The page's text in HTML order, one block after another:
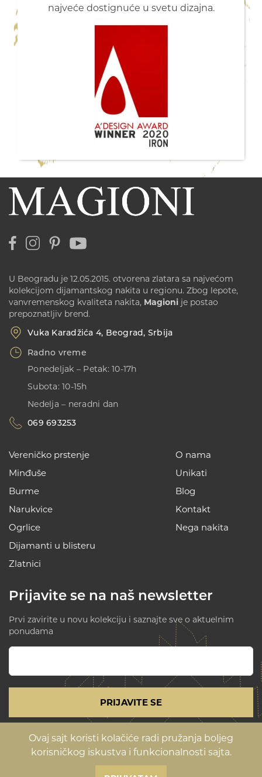
najveće dostignuće u svetu dizajna.
U Beogradu je 12.05.2015. otvorena zlatara sa najvećom
kolekcijom dijamantskog nakita u regionu. Zbog lepote,
vanvremenskog kvaliteta nakita, Magioni je postao
prepoznatljiv brend.
Vuka Karadžića 4, Beograd, Srbija
Radno vreme
Ponedeljak – Petak: 10-17h
Subota: 10-15h
Nedelja – neradni dan
069 693253
Vereničko prstenje
Minđuše
Burme
Narukvice
Ogrlice
Dijamanti u blisteru
Zlatnici
O nama
Unikati
Blog
Kontakt
Nega nakita
Prijavite se na naš newsletter
Prvi zavirite u novu kolekciju i saznajte sve o aktuelnim
ponudama
PRIJAVITE SE
©Copyright 2026 Magioni
Uslovi korišćenja i politika privatnosti
Ovaj sajt koristi kolačiće radi pružanja boljeg
korisničkog iskustva i funkcionalnosti sajta.